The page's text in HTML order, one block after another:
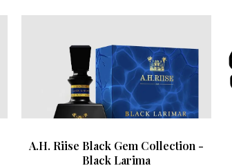
A.H. Riise Black Gem Collection -
Black Larima